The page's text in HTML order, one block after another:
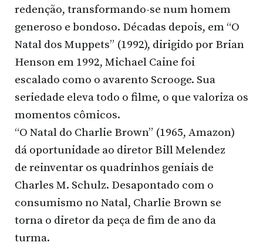
redenção, transformando-se num homem
generoso e bondoso. Décadas depois, em “O
Natal dos Muppets” (1992), dirigido por Brian
Henson em 1992, Michael Caine foi
escalado como o avarento Scrooge. Sua
seriedade eleva todo o filme, o que valoriza os
momentos cômicos.
“O Natal do Charlie Brown” (1965, Amazon)
dá oportunidade ao diretor Bill Melendez
de reinventar os quadrinhos geniais de
Charles M. Schulz. Desapontado com o
consumismo no Natal, Charlie Brown se
torna o diretor da peça de fim de ano da
turma.